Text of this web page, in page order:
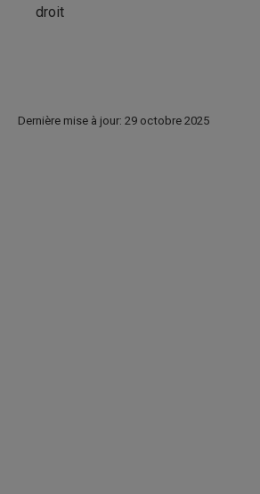
droit
Dernière mise à jour: 29 octobre 2025